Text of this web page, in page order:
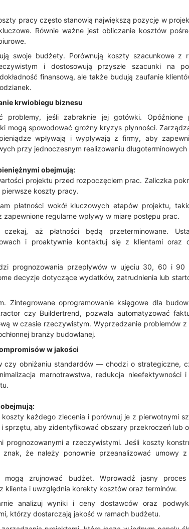
pracy często stanowią największą pozycję w
Równie ważne jest obliczanie kosztów
swoje budżety. Porównują koszty szacunkowe z
i dostosowują przyszłe szacunki na
finansową, ale także budują zaufanie
krwiobiegu biznesu
jeśli zabraknie jej gotówki. Opóźnione
mogą spowodować groźny kryzys płynności.
wpływają i wypływają z firmy, aby
przy jednoczesnym realizowaniu długoterminowych
obejmują:
projektu przed rozpoczęciem prac. Zaliczka
pierwsze koszty pracy.
płatności wokół kluczowych etapów projektu,
regularne wpływy w miarę postępu prac.
aż płatności będą przeterminowane.
i proaktywnie kontaktuj się z klientami oraz
prognozowania przepływów w ujęciu 30, 60 i 90
decyzje dotyczące wydatków, zatrudnienia lub
Zintegrowane oprogramowanie księgowe dla
czy Buildertrend, pozwala automatyzować
w czasie rzeczywistym. Wyprzedzanie problemów z
branży budowlanej.
w jakości
czy obniżaniu standardów — chodzi o strategiczne,
marnotrawstwa, redukcja nieefektywności
każdego zlecenia i porównuj je z pierwotnymi
sprzętu, aby zidentyfikować obszary przekroczeń lub
prognozowanymi a rzeczywistymi. Jeśli koszty
że należy ponownie przeanalizować umowy
mogą zrujnować budżet. Wprowadź jasny
i uwzględnia korekty kosztów oraz terminów.
analizuj wyniki i ceny dostawców oraz
którzy dostarczają jakość w ramach budżetu.